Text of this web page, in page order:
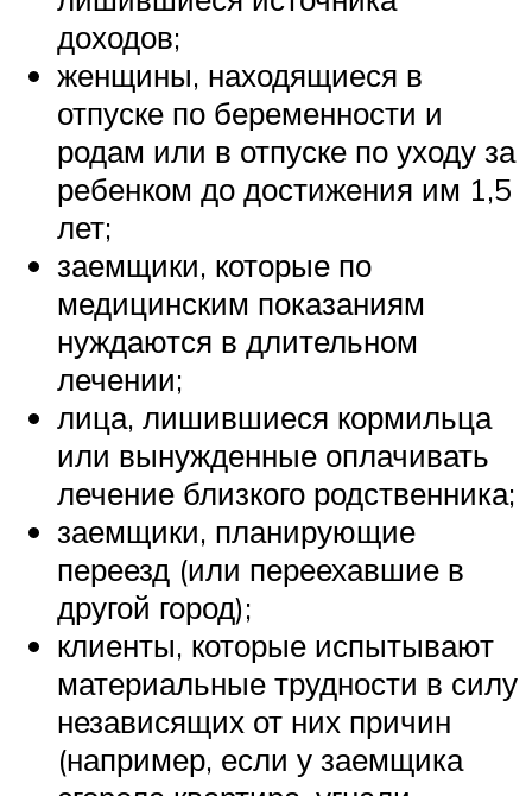
доходов;
женщины, находящиеся в
отпуске по беременности и
родам или в отпуске по уходу за
ребенком до достижения им 1,5
лет;
заемщики, которые по
медицинским показаниям
нуждаются в длительном
лечении;
лица, лишившиеся кормильца
или вынужденные оплачивать
лечение близкого родственника;
заемщики, планирующие
переезд (или переехавшие в
другой город);
клиенты, которые испытывают
материальные трудности в силу
независящих от них причин
(например, если у заемщика